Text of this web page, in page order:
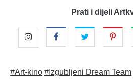
Prati i dijeli
#Art-kino #Izgubljeni Dream Team